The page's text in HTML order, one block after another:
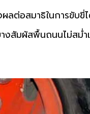
ต่อสมาธิในการขับขี่
งสัมผัสพื้นถนนไม่สม่